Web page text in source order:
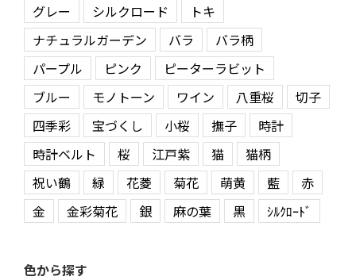
グレー
シルクロード
トキ
ナチュラルガーデン
バラ
バラ柄
パープル
ピンク
ピーターラビット
ブルー
モノトーン ワイン 八重桜
切子
四季彩
宝づくし 小桜 撫子
時計
時計ベルト
桜 江戸紫 猫
猫柄
祝い鶴
緑 花菱 菊花 萌黄 藍
赤
金
金彩菊花 銀 麻の葉 黒 ｼﾙｸﾛｰﾄﾞ
色から探す